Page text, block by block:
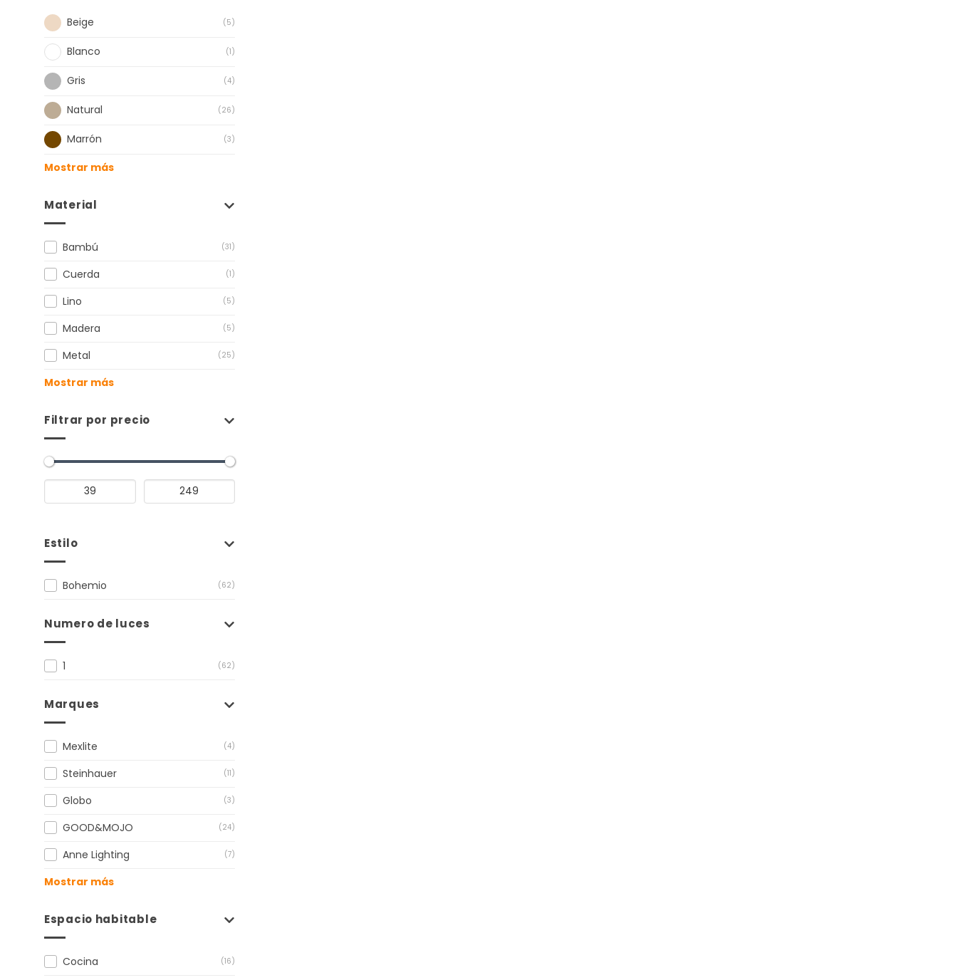
Beige (5)
Blanco (1)
Gris (4)
Natural (26)
Marrón (3)
Mostrar más
Material
Bambú (31)
Cuerda (1)
Lino (5)
Madera (5)
Metal (25)
Mostrar más
Filtrar por precio
Estilo
Bohemio (62)
Numero de luces
1 (62)
Marques
Mexlite (4)
Steinhauer (11)
Globo (3)
GOOD&MOJO (24)
Anne Lighting (7)
Mostrar más
Espacio habitable
Cocina (16)